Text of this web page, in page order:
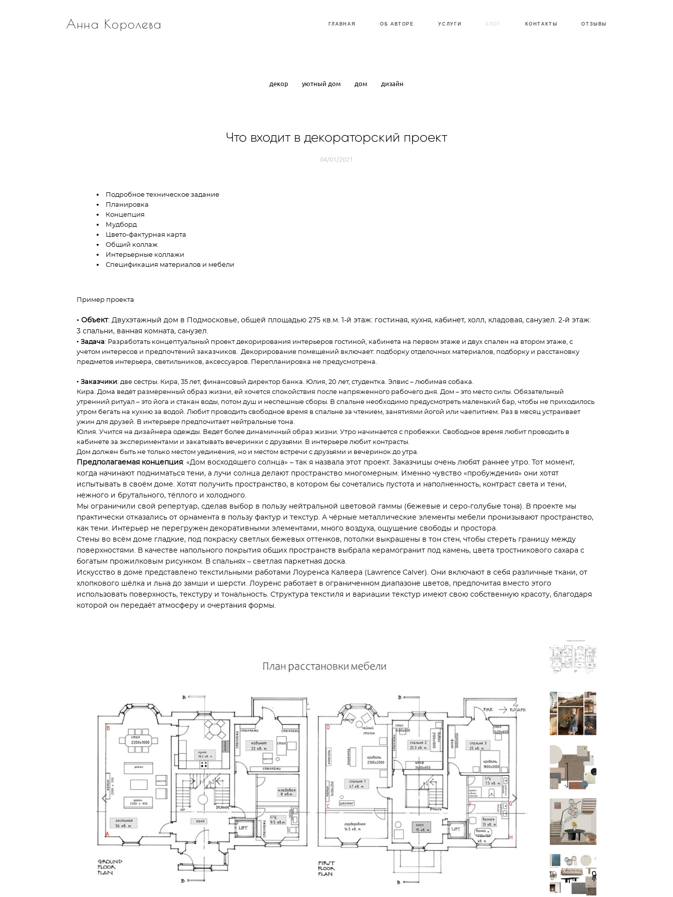
Анна Королева ГЛАВНАЯ ОБ АВТОРЕ УСЛУГИ БЛОГ КОНТАКТЫ ОТЗЫВЫ
декор уютный дом дом дизайн
Что входит в декораторский проект
04/01/2021
Подробное техническое задание
Планировка
Концепция
Мудборд
Цвето-фактурная карта
Общий коллаж
Интерьерные коллажи
Спецификация материалов и мебели
Пример проекта
• Объект: Двухэтажный дом в Подмосковье, общей площадью 275 кв.м. 1-й этаж: гостиная, кухня, кабинет, холл, кладовая, санузел. 2-й этаж:
3 спальни, ванная комната, санузел.
• Задача: Разработать концептуальный проект декорирования интерьеров гостиной, кабинета на первом этаже и двух спален на втором этаже, с
учетом интересов и предпочтений заказчиков. Декорирование помещений включает: подборку отделочных материалов, подборку и расстановку
предметов интерьера, светильников, аксессуаров. Перепланировка не предусмотрена.
• Заказчики: две сестры. Кира, 35 лет, финансовый директор банка. Юлия, 20 лет, студентка. Элвис – любимая собака.
Кира. Дома ведёт размеренный образ жизни, ей хочется спокойствия после напряженного рабочего дня. Дом – это место силы. Обязательный
утренний ритуал – это йога и стакан воды, потом душ и неспешные сборы. В спальне необходимо предусмотреть маленький бар, чтобы не приходилось
утром бегать на кухню за водой. Любит проводить свободное время в спальне за чтением, занятиями йогой или чаепитием. Раз в месяц устраивает
ужин для друзей. В интерьере предпочитает нейтральные тона.
Юлия. Учится на дизайнера одежды. Ведет более динамичный образ жизни. Утро начинается с пробежки. Свободное время любит проводить в
кабинете за экспериментами и закатывать вечеринки с друзьями. В интерьере любит контрасты.
Дом должен быть не только местом уединения, но и местом встречи с друзьями и вечеринок до утра.
Предполагаемая концепция: «Дом восходящего солнца» – так я назвала этот проект. Заказчицы очень любят раннее утро. Тот момент,
когда начинают подниматься тени, а лучи солнца делают пространство многомерным. Именно чувство «пробуждения» они хотят
испытывать в своём доме. Хотят получить пространство, в котором бы сочетались пустота и наполненность, контраст света и тени,
нежного и брутального, тёплого и холодного.
Мы ограничили свой репертуар, сделав выбор в пользу нейтральной цветовой гаммы (бежевые и серо-голубые тона). В проекте мы
практически отказались от орнамента в пользу фактур и текстур. А чёрные металлические элементы мебели пронизывают пространство,
как тени. Интерьер не перегружен декоративными элементами, много воздуха, ощущение свободы и простора.
Стены во всём доме гладкие, под покраску светлых бежевых оттенков, потолки выкрашены в тон стен, чтобы стереть границу между
поверхностями. В качестве напольного покрытия общих пространств выбрала керамогранит под камень, цвета тростникового сахара с
богатым прожилковым рисунком. В спальнях – светлая паркетная доска.
Искусство в доме представлено текстильными работами Лоуренса Калвера (Lawrence Calver). Они включают в себя различные ткани, от
хлопкового шёлка и льна до замши и шерсти. Лоуренс работает в ограниченном диапазоне цветов, предпочитая вместо этого
использовать поверхность, текстуру и тональность. Структура текстиля и вариации текстур имеют свою собственную красоту, благодаря
которой он передаёт атмосферу и очертания формы.